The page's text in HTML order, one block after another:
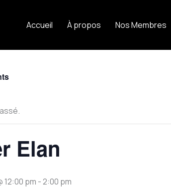
Accueil À propos Nos Membres
Elan
12:00 pm -2:00 pm